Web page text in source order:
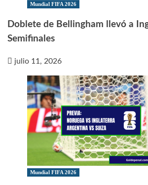
Mundial FIFA 2026
Doblete de Bellingham llevó a
Semifinales
julio 11, 2026
Mundial FIFA 2026